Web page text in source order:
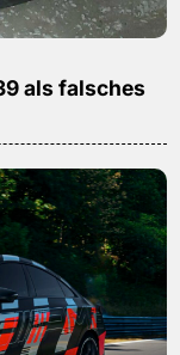
als falsches